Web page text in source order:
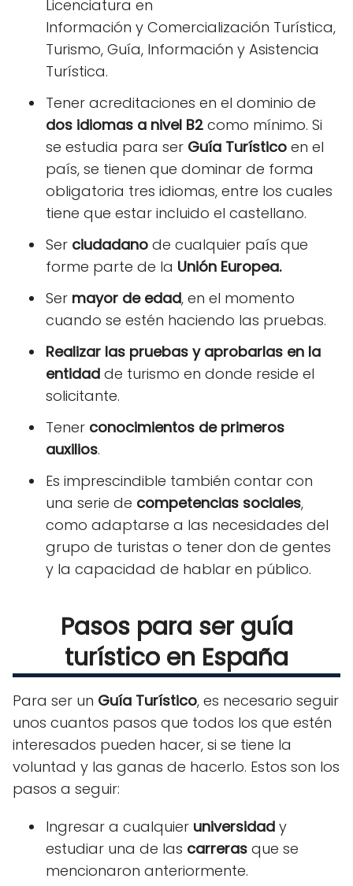
Licenciatura en
Información y Comercialización Turística,
Turismo, Guía, Información y Asistencia
Turística.
Tener acreditaciones en el dominio de
dos idiomas a nivel B2 como mínimo. Si
se estudia para ser Guía Turístico en el
país, se tienen que dominar de forma
obligatoria tres idiomas, entre los cuales
tiene que estar incluido el castellano.
Ser ciudadano de cualquier país que
forme parte de la Unión Europea.
Ser mayor de edad, en el momento
cuando se estén haciendo las pruebas.
Realizar las pruebas y aprobarlas en la
entidad de turismo en donde reside el
solicitante.
Tener conocimientos de primeros
auxilios.
Es imprescindible también contar con
una serie de competencias sociales,
como adaptarse a las necesidades del
grupo de turistas o tener don de gentes
y la capacidad de hablar en público.
Pasos para ser guía
turístico en España
Para ser un Guía Turístico, es necesario seguir
unos cuantos pasos que todos los que estén
interesados pueden hacer, si se tiene la
voluntad y las ganas de hacerlo. Estos son los
pasos a seguir:
Ingresar a cualquier universidad y
estudiar una de las carreras que se
mencionaron anteriormente.